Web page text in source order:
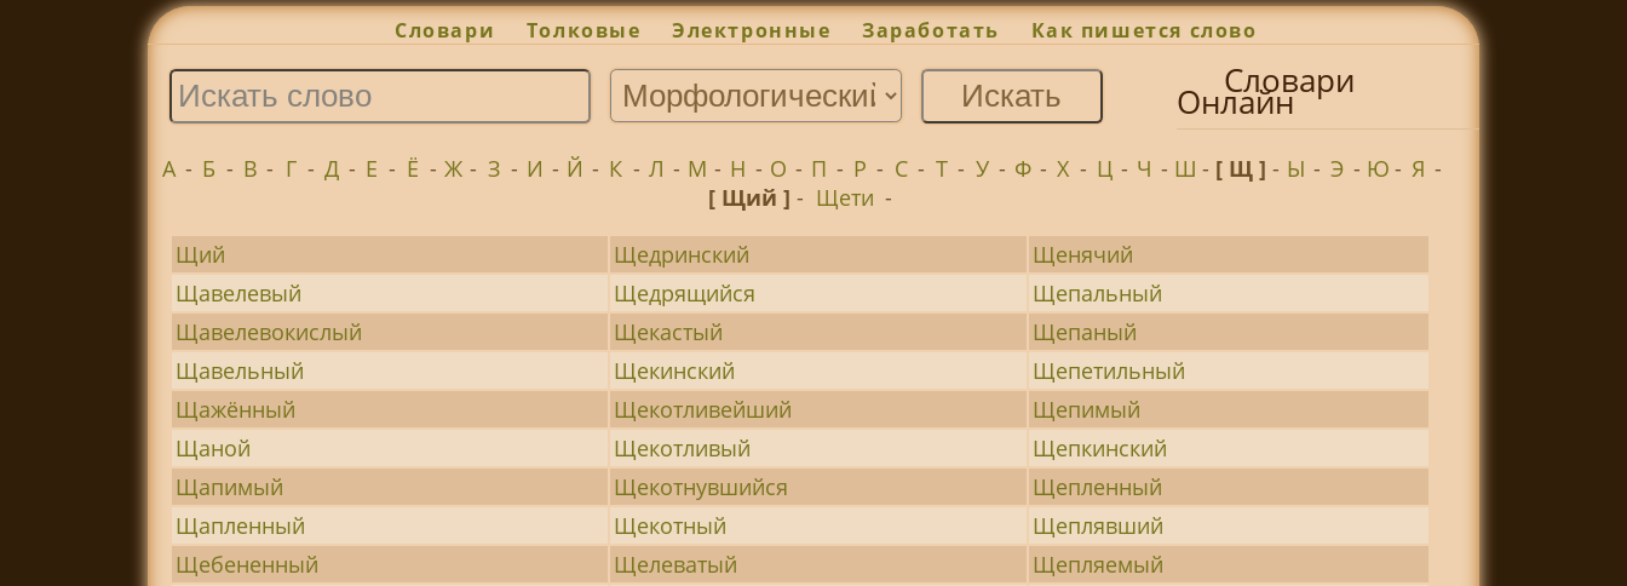
Словари Толковые Электронные Заработать Как пишется слово
Словари
Онлайн
А - Б - В - Г - Д - Е - Ё - Ж - З - И - Й - К - Л - М - Н - О - П - Р - С - Т - У - Ф - Х - Ц - Ч - Ш - [ Щ ]- Ы - Э - Ю- Я -
[ Щий ]- Щети -
Щий
Щедринский
Щенячий
Щавелевый
Щедрящийся
Щепальный
Щавелевокислый
Щекастый
Щепаный
Щавельный
Щекинский
Щепетильный
Щажённый
Щекотливейший
Щепимый
Щаной
Щекотливый
Щепкинский
Щапимый
Щекотнувшийся
Щепленный
Щапленный
Щекотный
Щеплявший
Щебененный
Щелеватый
Щепляемый